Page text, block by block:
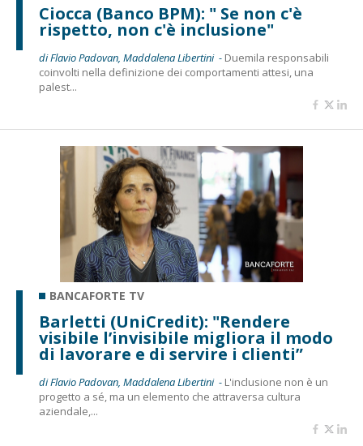
Ciocca (Banco BPM): " Se non c'è
rispetto, non c'è inclusione"
di Flavio Padovan, Maddalena Libertini - Duemila responsabili
coinvolti nella definizione dei comportamenti attesi, una
palest...
BANCAFORTE TV
Barletti (UniCredit): "Rendere
visibile l’invisibile migliora il modo
di lavorare e di servire i clienti”
di Flavio Padovan, Maddalena Libertini - L'inclusione non è un
progetto a sé, ma un elemento che attraversa cultura
aziendale,...